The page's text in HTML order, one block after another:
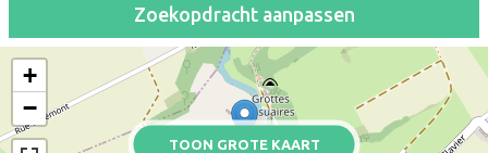
Zoekopdracht aanpassen
TOON GROTE KAART
+
−